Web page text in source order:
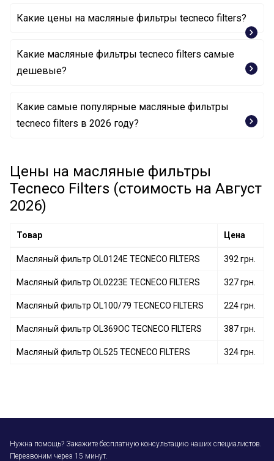
Какие цены на масляные фильтры tecneco filters?
Какие масляные фильтры tecneco filters самые
дешевые?
Масляный фильтр OL100/79 TECNECO FILTERS
Масляный фильтр OL100 TECNECO FILTERS
Какие самые популярные масляные фильтры
tecneco filters в 2026 году?
Цены на масляные фильтры
Tecneco Filters (стоимость на Август
2026)
Товар Цена
Масляный фильтр OL0124E TECNECO FILTERS 392 грн.
Масляный фильтр OL0223E TECNECO FILTERS 327 грн.
Масляный фильтр OL100/79 TECNECO FILTERS 224 грн.
Масляный фильтр OL369OC TECNECO FILTERS 387 грн.
Масляный фильтр OL525 TECNECO FILTERS 324 грн.
Нужна помощь? Закажите бесплатную консультацию наших специалистов.
Перезвоним через 15 минут.